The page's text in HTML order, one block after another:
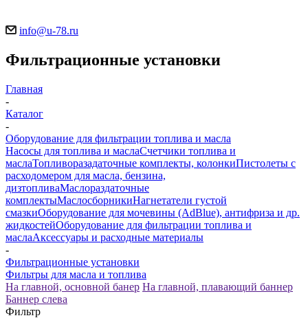
info@u-78.ru
Фильтрационные установки
Главная
-
Каталог
-
Оборудование для фильтрации топлива и масла
Насосы для топлива и маслаСчетчики топлива и
маслаТопливоразадаточные комплекты, колонкиПистолеты с
расходомером для масла, бензина,
дизтопливаМаслораздаточные
комплектыМаслосборникиНагнетатели густой
смазкиОборудование для мочевины (AdBlue), антифриза и др.
жидкостейОборудование для фильтрации топлива и
маслаАксессуары и расходные материалы
-
Фильтрационные установки
Фильтры для масла и топлива
На главной, основной банер На главной, плавающий баннер
Баннер слева
Фильтр